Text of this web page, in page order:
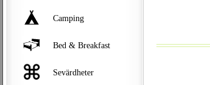
Camping
Bed & Breakfast
Sevärdheter